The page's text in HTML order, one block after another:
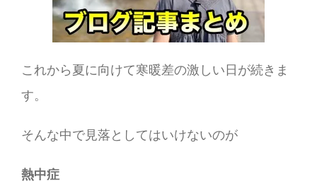
これから夏に向けて寒暖差の激しい日が続きま
す。
そんな中で見落としてはいけないのが
熱中症